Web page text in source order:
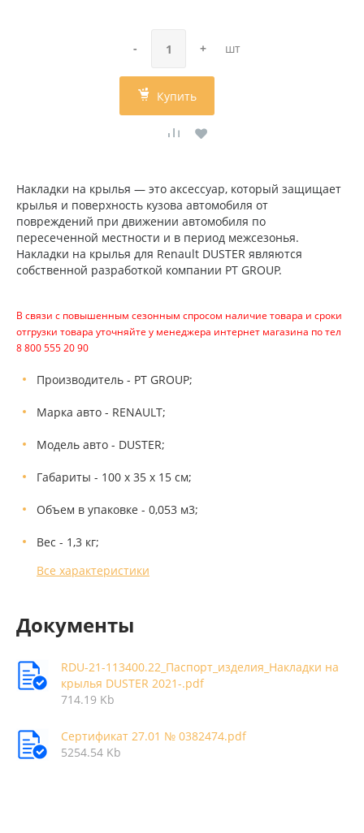
- + шт
Купить
Накладки на крылья — это аксессуар, который защищает
крылья и поверхность кузова автомобиля от
повреждений при движении автомобиля по
пересеченной местности и в период межсезонья.
Накладки на крылья для Renault DUSTER являются
собственной разработкой компании PT GROUP.
В связи с повышенным сезонным спросом наличие товара и сроки
отгрузки товара уточняйте у менеджера интернет магазина по тел
8 800 555 20 90
Производитель - PT GROUP;
Марка авто - RENAULT;
Модель авто - DUSTER;
Габариты - 100 х 35 х 15 см;
Объем в упаковке - 0,053 м3;
Вес - 1,3 кг;
Все характеристики
Документы
RDU-21-113400.22_Паспорт_изделия_Накладки на
крылья DUSTER 2021-.pdf
714.19 Kb
Сертификат 27.01 № 0382474.pdf
5254.54 Kb